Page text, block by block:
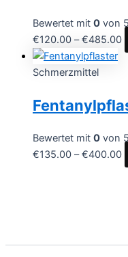
Bewertet mit 0 von 5
€120.00 –€485.00
Schmerzmittel
Bewertet mit 0 von 5
€135.00 –€400.00